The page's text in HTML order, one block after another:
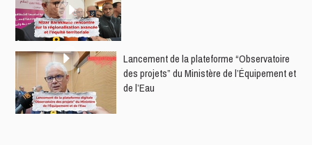
​Lancement de la plateforme “Observatoire
des projets” du Ministère de l’Équipement et
de l’Eau